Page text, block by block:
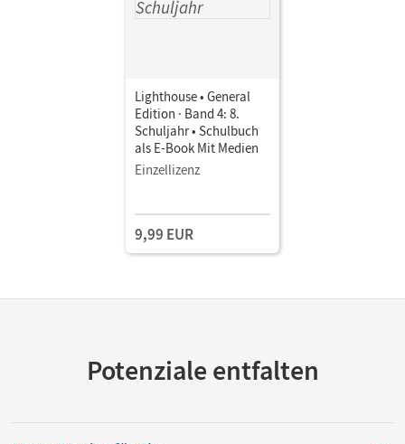
Lighthouse • General
Edition · Band 4: 8.
Schuljahr • Schulbuch
als E-Book Mit Medien
Einzellizenz
9,99 EUR
Potenziale entfalten